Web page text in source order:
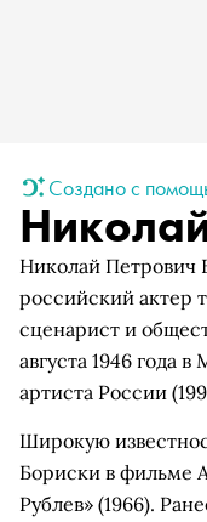
Создано с
Николай Петрович
российский актер
сценарист и
августа 1946 года
артиста России
Широкую
Бориски в фильме
Рублев» (1966).